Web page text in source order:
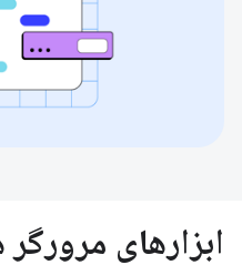
ابزارهای